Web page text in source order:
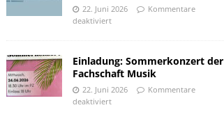
22. Juni 2026
Kommentare
deaktiviert
Einladung: Sommerkonzert der
Fachschaft Musik
22. Juni 2026
Kommentare
deaktiviert